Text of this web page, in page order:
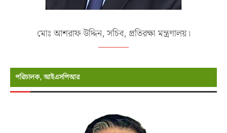
মোঃ আশরাফ উদ্দিন, সচিব, প্রতিরক্ষা মন্ত্রণালয়।
পরিচালক, আইএসপিআর